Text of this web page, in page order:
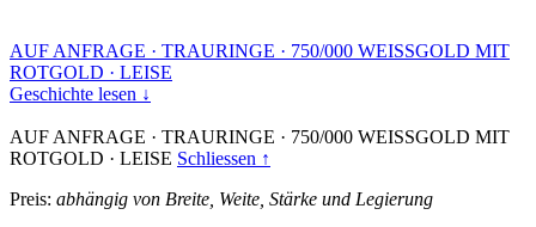
AUF ANFRAGE · TRAURINGE · 750/000 WEISSGOLD MIT
ROTGOLD · LEISE
Geschichte lesen ↓
AUF ANFRAGE · TRAURINGE · 750/000 WEISSGOLD MIT
ROTGOLD · LEISE Schliessen ↑
Preis: abhängig von Breite, Weite, Stärke und Legierung